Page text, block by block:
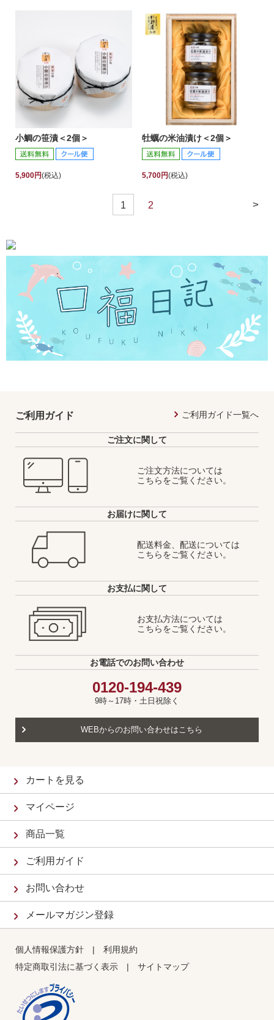
小鯛の笹漬＜2個＞
5,900円(税込)
牡蠣の米油漬け＜2個＞
5,700円(税込)
>
1 2
ご利用ガイド ご利用ガイド一覧へ
ご注文に関して
ご注文方法については
こちらをご覧ください。
お届けに関して
配送料金、配送については
こちらをご覧ください。
お支払に関して
お支払方法については
こちらをご覧ください。
お電話でのお問い合わせ
0120-194-439
9時～17時・土日祝除く
WEBからのお問い合わせはこちら
カートを見る
マイページ
商品一覧
ご利用ガイド
お問い合わせ
メールマガジン登録
個人情報保護方針 | 利用規約
特定商取引法に基づく表示 | サイトマップ